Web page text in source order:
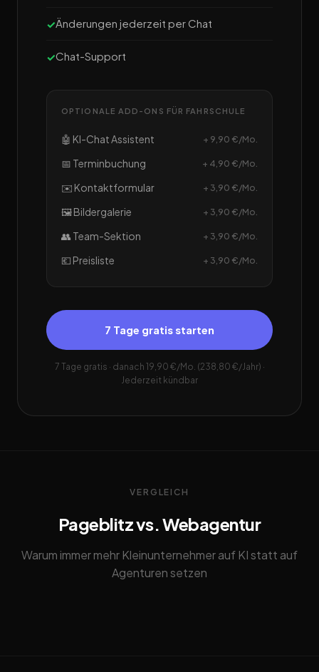
Änderungen jederzeit per Chat
Chat-Support
OPTIONALE ADD-ONS FÜR FAHRSCHULE
🤖 KI-Chat Assistent + 9,90 €/Mo.
📅 Terminbuchung + 4,90 €/Mo.
✉️ Kontaktformular + 3,90 €/Mo.
🖼️ Bildergalerie + 3,90 €/Mo.
👥 Team-Sektion + 3,90 €/Mo.
💶 Preisliste + 3,90 €/Mo.
7 Tage gratis starten
7 Tage gratis · danach 19,90 €/Mo. (238,80 €/Jahr) ·
Jederzeit kündbar
VERGLEICH
Pageblitz vs. Webagentur
Warum immer mehr Kleinunternehmer auf KI statt auf
Agenturen setzen